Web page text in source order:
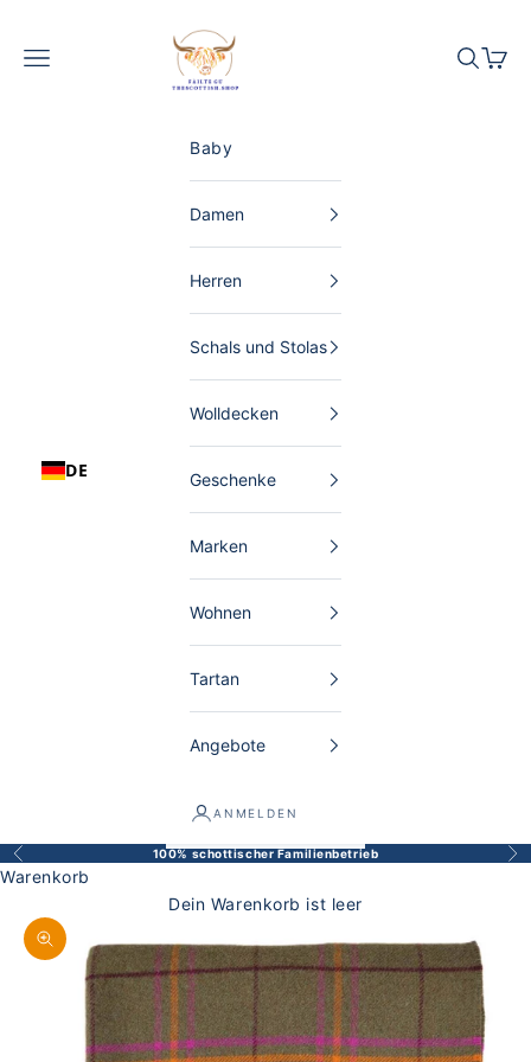
The Scottish Shop Deutschland
DE
Menü Suchen
Baby
Damen
Herren
Schals und Stolas
Wolldecken
Geschenke
Marken
Wohnen
Tartan
Angebote
ANMELDEN
Zurück 100% schottischer Familienbetrieb Vor
Warenkorb
Dein Warenkorb ist leer
Bild vergrößern